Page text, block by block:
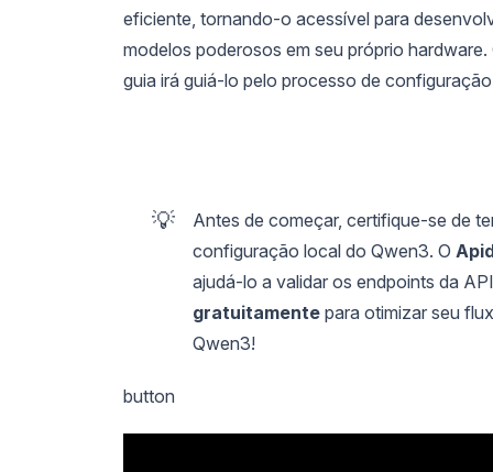
eficiente, tornando-o acessível para
modelos poderosos em seu próprio
guia irá guiá-lo pelo processo de
💡
Antes de começar, certifique-se de
configuração local do Qwen3. O
ajudá-lo a validar os endpoints da
gratuitamente para otimizar seu
Qwen3!
button